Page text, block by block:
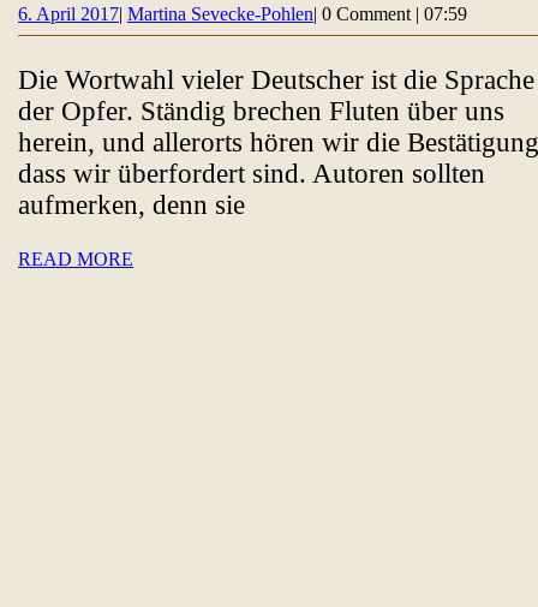
lange
die
sich
lohnen
6. April 20176.
April
| Martina Sevecke-PohlenMartina
Sevecke-
| 0 Comment | 07:59
Die Wortwahl vieler Deutscher ist die Sprache
der Opfer. Ständig brechen Fluten über uns
herein, und allerorts hören wir die
dass wir überfordert sind. Autoren sollten
aufmerken, denn sie
READ MORE